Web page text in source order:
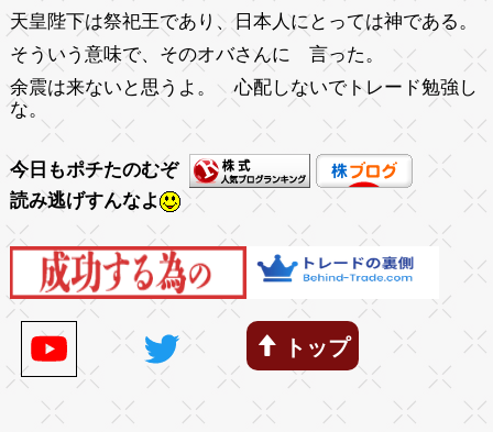
天皇陛下は祭祀王であり、日本人にとっては神である。
そういう意味で、そのオバさんに 言った。
余震は来ないと思うよ。 心配しないでトレード勉強し
な。
今日もポチたのむぞ
読み逃げすんなよ
トップ